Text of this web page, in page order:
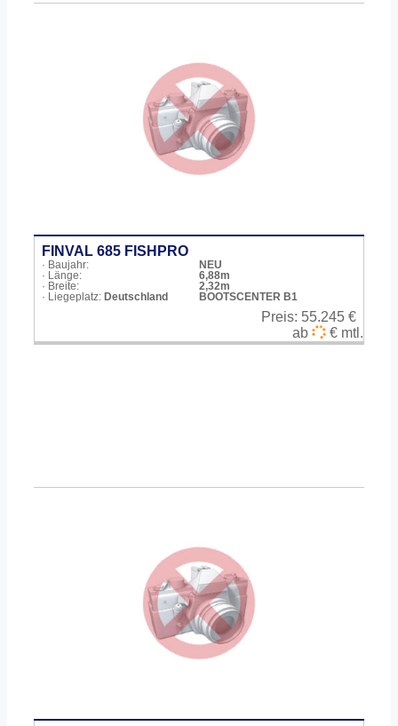
FINVAL 685 FISHPRO
· Baujahr:
NEU
· Länge:
6,88m
· Breite:
2,32m
· Liegeplatz: Deutschland BOOTSCENTER B1
Preis: 55.245 €
ab
€ mtl.